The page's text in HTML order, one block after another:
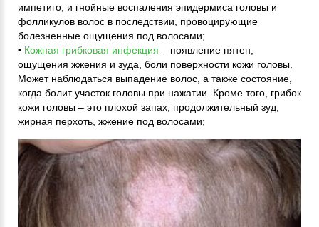
импетиго, и гнойные воспаления эпидермиса головы и
фолликулов волос в последствии, провоцирующие
болезненные ощущения под волосами;
• Кожная грибковая инфекция – появление пятен,
ощущения жжения и зуда, боли поверхности кожи головы.
Может наблюдаться выпадение волос, а также состояние,
когда болит участок головы при нажатии. Кроме того, грибок
кожи головы – это плохой запах, продолжительный зуд,
жирная перхоть, жжение под волосами;